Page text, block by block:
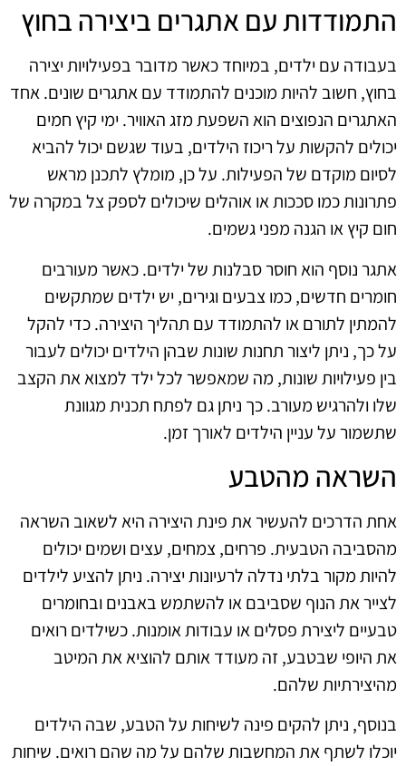
התמודדות עם אתגרים ביצירה בחוץ
בעבודה עם ילדים, במיוחד כאשר מדובר בפעילויות יצירה
בחוץ, חשוב להיות מוכנים להתמודד עם אתגרים שונים. אחד
האתגרים הנפוצים הוא השפעת מזג האוויר. ימי קיץ חמים
יכולים להקשות על ריכוז הילדים, בעוד שגשם יכול להביא
לסיום מוקדם של הפעילות. על כן, מומלץ לתכנן מראש
פתרונות כמו סככות או אוהלים שיכולים לספק צל במקרה של
חום קיץ או הגנה מפני גשמים.
אתגר נוסף הוא חוסר סבלנות של ילדים. כאשר מעורבים
חומרים חדשים, כמו צבעים וגירים, יש ילדים שמתקשים
להמתין לתורם או להתמודד עם תהליך היצירה. כדי להקל
על כך, ניתן ליצור תחנות שונות שבהן הילדים יכולים לעבור
בין פעילויות שונות, מה שמאפשר לכל ילד למצוא את הקצב
שלו ולהרגיש מעורב. כך ניתן גם לפתח תכנית מגוונת
שתשמור על עניין הילדים לאורך זמן.
השראה מהטבע
אחת הדרכים להעשיר את פינת היצירה היא לשאוב השראה
מהסביבה הטבעית. פרחים, צמחים, עצים ושמים יכולים
להיות מקור בלתי נדלה לרעיונות יצירה. ניתן להציע לילדים
לצייר את הנוף שסביבם או להשתמש באבנים ובחומרים
טבעיים ליצירת פסלים או עבודות אומנות. כשילדים רואים
את היופי שבטבע, זה מעודד אותם להוציא את המיטב
מהיצירתיות שלהם.
בנוסף, ניתן להקים פינה לשיחות על הטבע, שבה הילדים
יוכלו לשתף את המחשבות שלהם על מה שהם רואים. שיחות